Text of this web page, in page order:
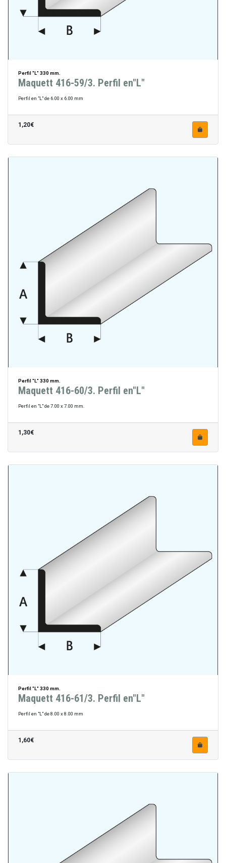
Perfil "L" 330 mm.
Maquett 416-59/3. Perfil en"L"
Perfil en "L" de 6.00 x 6.00 mm
1,20€
Perfil "L" 330 mm.
Maquett 416-60/3. Perfil en"L"
Perfil en "L" de 7.00 x 7.00 mm.
1,30€
Perfil "L" 330 mm.
Maquett 416-61/3. Perfil en"L"
Perfil en "L" de 8.00 x 8.00 mm
1,60€